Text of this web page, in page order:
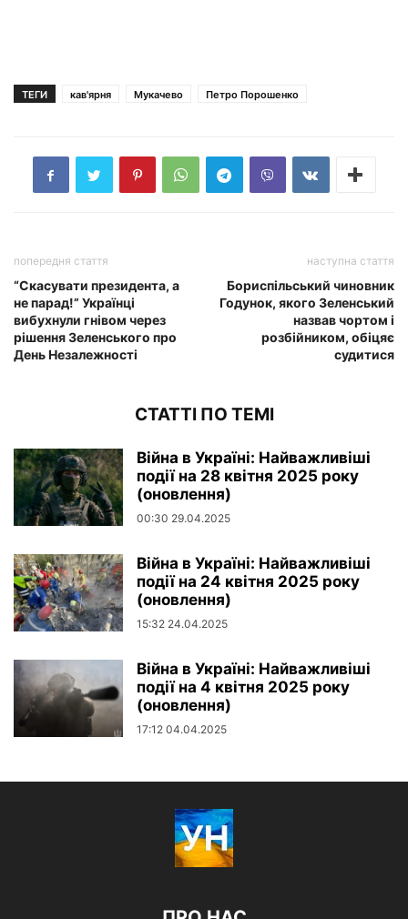
ТЕГИ кав'ярня Мукачево Петро Порошенко
попередня стаття
“Скасувати президента, а
не парад!” Українці
вибухнули гнівом через
рішення Зеленського про
День Незалежності
наступна стаття
Бориспільський чиновник
Годунок, якого Зеленський
назвав чортом і
розбійником, обіцяє
судитися
СТАТТІ ПО ТЕМІ
Війна в Україні: Найважливіші
події на 28 квітня 2025 року
(оновлення)
00:30 29.04.2025
Війна в Україні: Найважливіші
події на 24 квітня 2025 року
(оновлення)
15:32 24.04.2025
Війна в Україні: Найважливіші
події на 4 квітня 2025 року
(оновлення)
17:12 04.04.2025